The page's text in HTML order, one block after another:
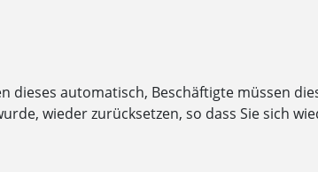
dieses automatisch, Beschäftigte müssen
wieder zurücksetzen, so dass Sie sich